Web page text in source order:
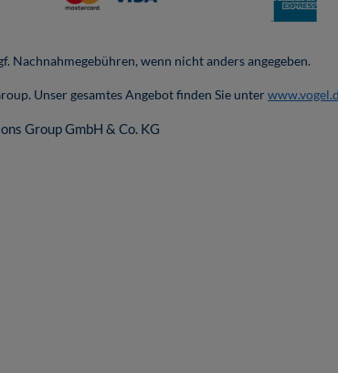
Nachnahmegebühren, wenn nicht anders angegeben.
Unser gesamtes Angebot finden Sie unter
Group GmbH & Co. KG